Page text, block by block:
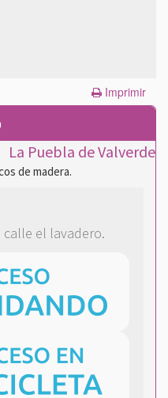
Imprimir
La Puebla de Valverde
de madera.
el lavadero.